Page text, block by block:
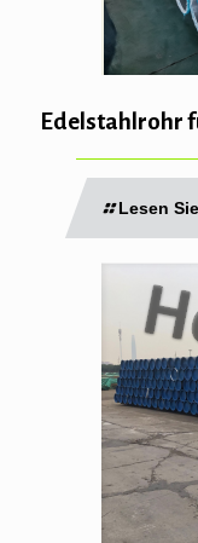
Edelstahlrohr
Lesen